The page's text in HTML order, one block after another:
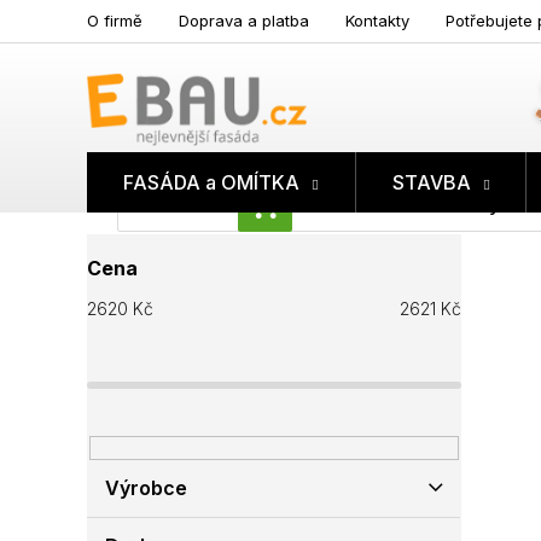
na
O firmě Doprava a platba Kontakty Potřebujete
NÁKUPNÍ
FASÁDA a OMÍTKA STAVBA
o
s
a
n
í
a
Cena
2620 Kč 2621 Kč
Výrobce